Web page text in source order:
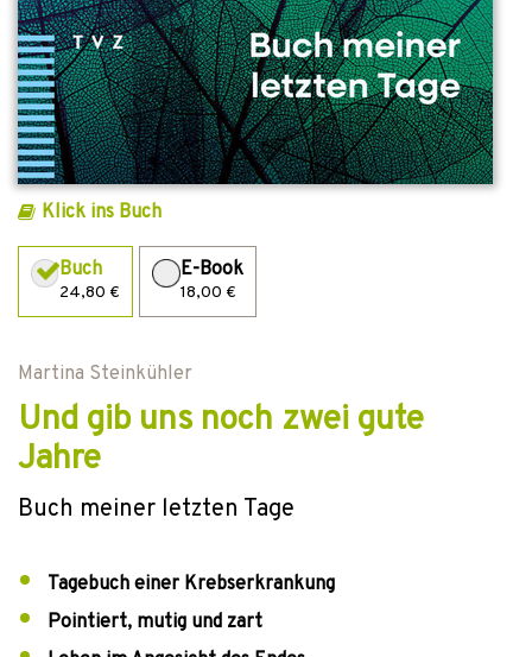
Klick ins Buch
Buch
24,80 €
E-Book
18,00 €
Martina Steinkühler
Und gib uns noch zwei gute
Jahre
Buch meiner letzten Tage
Tagebuch einer Krebserkrankung
Pointiert, mutig und zart